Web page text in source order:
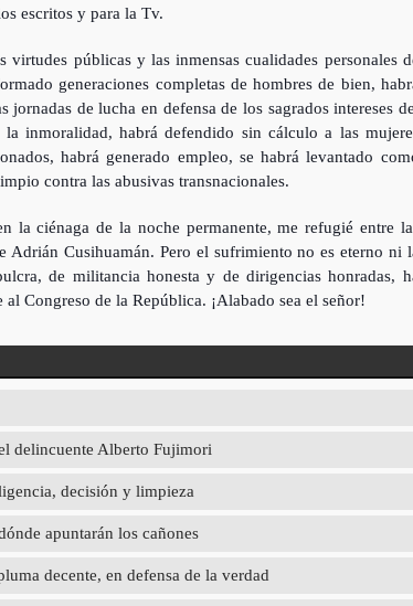
escritos y para la Tv.
públicas y las inmensas cualidades personales
generaciones completas de hombres de bien,
de lucha en defensa de los sagrados intereses
inmoralidad, habrá defendido sin cálculo a las
habrá generado empleo, se habrá levantado
contra las abusivas transnacionales.
ciénaga de la noche permanente, me refugié entre
Adrián Cusihuamán. Pero el sufrimiento no es eterno ni
de militancia honesta y de dirigencias honradas,
Congreso de la República. ¡Alabado sea el señor!
delincuente Alberto Fujimori
decisión y limpieza
apuntarán los cañones
decente, en defensa de la verdad